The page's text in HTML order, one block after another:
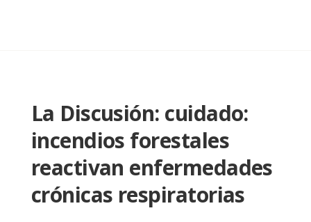
La Discusión: cuidado:
incendios forestales
reactivan enfermedades
crónicas respiratorias